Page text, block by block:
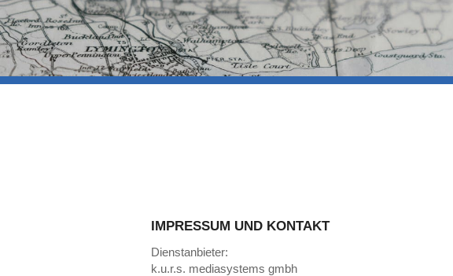
IMPRESSUM UND KONTAKT
Dienstanbieter:
k.u.r.s. mediasystems gmbh